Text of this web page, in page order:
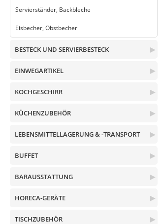
Servierständer, Backbleche
Eisbecher, Obstbecher
▶
BESTECK UND SERVIERBESTECK
▶
EINWEGARTIKEL
▶
KOCHGESCHIRR
▶
KÜCHENZUBEHÖR
▶
LEBENSMITTELLAGERUNG & -TRANSPORT
▶
BUFFET
▶
BARAUSSTATTUNG
▶
HORECA-GERÄTE
▶
TISCHZUBEHÖR